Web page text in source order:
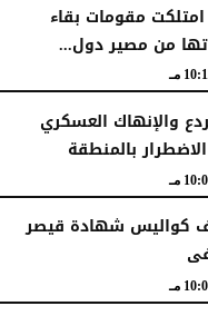
مقومات بقاء
من مصير دول...
مـ
والإنهاك العسكري
بالمنطقة
مـ
كواليس شهادة قيصر
مـ